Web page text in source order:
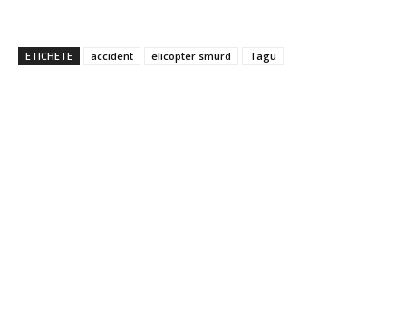
ETICHETE accident elicopter smurd Tagu